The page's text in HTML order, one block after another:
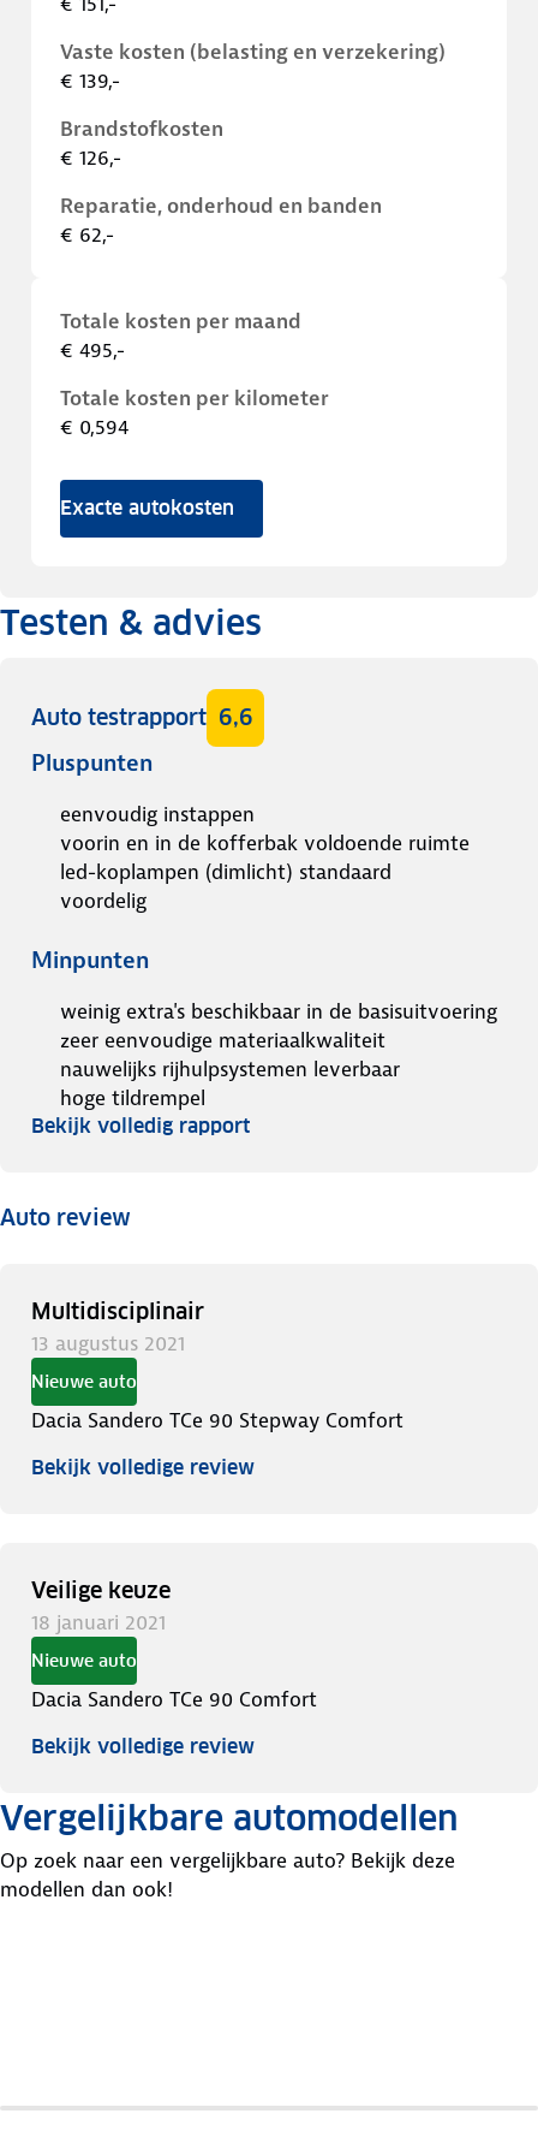
Vaste kosten (belasting en verzekering)
€ 139,-
Brandstofkosten
€ 126,-
Reparatie, onderhoud en banden
€ 62,-
Totale kosten per maand
€ 495,-
Totale kosten per kilometer
€ 0,594
Exacte autokosten
Testen & advies
Auto testrapport 6,6
Pluspunten
eenvoudig instappen
voorin en in de kofferbak voldoende ruimte
led-koplampen (dimlicht) standaard
voordelig
Minpunten
weinig extra's beschikbaar in de basisuitvoering
zeer eenvoudige materiaalkwaliteit
nauwelijks rijhulpsystemen leverbaar
hoge tildrempel
Bekijk volledig rapport
Auto review
Multidisciplinair
13 augustus 2021
Nieuwe auto
Dacia Sandero TCe 90 Stepway Comfort
Bekijk volledige review
Veilige keuze
18 januari 2021
Nieuwe auto
Dacia Sandero TCe 90 Comfort
Bekijk volledige review
Vergelijkbare automodellen
Op zoek naar een vergelijkbare auto? Bekijk deze
modellen dan ook!